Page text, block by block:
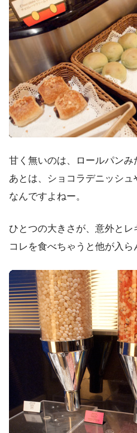
甘く無いのは、ロールパンみ
あとは、ショコラデニッシュ
なんですよねー。
ひとつの大きさが、意外と
コレを食べちゃうと他が入ら